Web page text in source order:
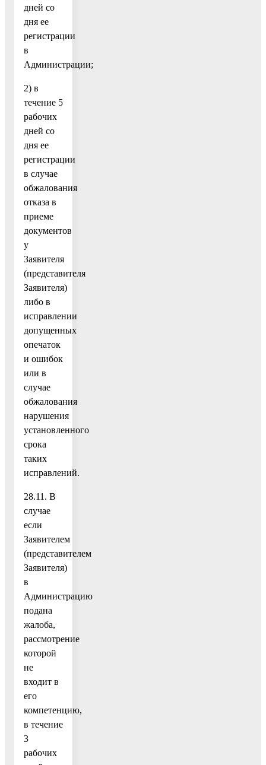
дней со
дня ее
регистрации
в
Администрации;
2) в
течение 5
рабочих
дней со
дня ее
регистрации
в случае
обжалования
отказа в
приеме
документов
у
Заявителя
(представителя
Заявителя)
либо в
исправлении
допущенных
опечаток
и ошибок
или в
случае
обжалования
нарушения
установленного
срока
таких
исправлений.
28.11. В
случае
если
Заявителем
(представителем
Заявителя)
в
Администрацию
подана
жалоба,
рассмотрение
которой
не
входит в
его
компетенцию,
в течение
3
рабочих